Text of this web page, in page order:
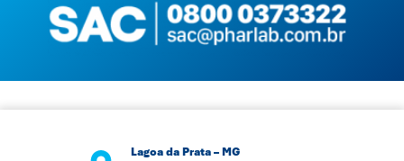
Lagoa da Prata – MG